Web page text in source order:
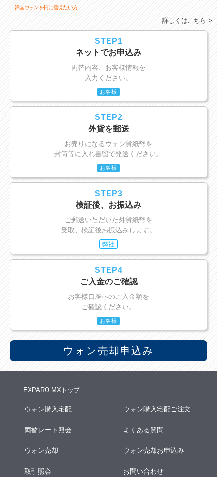
韓国ウォンを円に替えたい方
詳しくはこちら >
STEP1
ネットでお申込み
両替内容、お客様情報を
入力ください。
お客様
STEP2
外貨を郵送
お売りになるウォン貨紙幣を
封筒等に入れ書留で発送ください。
お客様
STEP3
検証後、お振込み
ご郵送いただいた外貨紙幣を
受取、検証後お振込みします。
弊社
STEP4
ご入金のご確認
お客様口座へのご入金額を
ご確認ください。
お客様
ウォン売却申込み
EXPARO MXトップ
ウォン購入宅配 ウォン購入宅配ご注文
両替レート照会 よくある質問
ウォン売却 ウォン売却お申込み
取引照会 お問い合わせ